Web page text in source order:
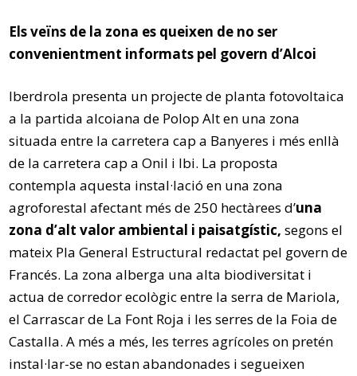
Els veïns de la zona es queixen de no ser
convenientment informats pel govern d’Alcoi
Iberdrola presenta un projecte de planta fotovoltaica
a la partida alcoiana de Polop Alt en una zona
situada entre la carretera cap a Banyeres i més enllà
de la carretera cap a Onil i Ibi. La proposta
contempla aquesta instal·lació en una zona
agroforestal afectant més de 250 hectàrees d’una
zona d’alt valor ambiental i paisatgístic, segons el
mateix Pla General Estructural redactat pel govern de
Francés. La zona alberga una alta biodiversitat i
actua de corredor ecològic entre la serra de Mariola,
el Carrascar de La Font Roja i les serres de la Foia de
Castalla. A més a més, les terres agrícoles on pretén
instal·lar-se no estan abandonades i segueixen